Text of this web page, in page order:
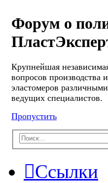
Форум о
Крупнейшая
вопросов производства
эластомеров
ведущих специалистов.
Пропустить
Ссылки